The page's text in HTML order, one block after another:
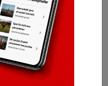
Gilly (6060)